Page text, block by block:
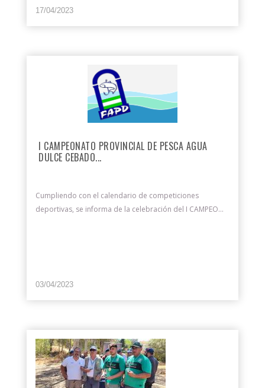
17/04/2023
I CAMPEONATO PROVINCIAL DE PESCA AGUA
DULCE CEBADO...
Cumpliendo con el calendario de competiciones
deportivas, se informa de la celebración del I CAMPEO...
03/04/2023